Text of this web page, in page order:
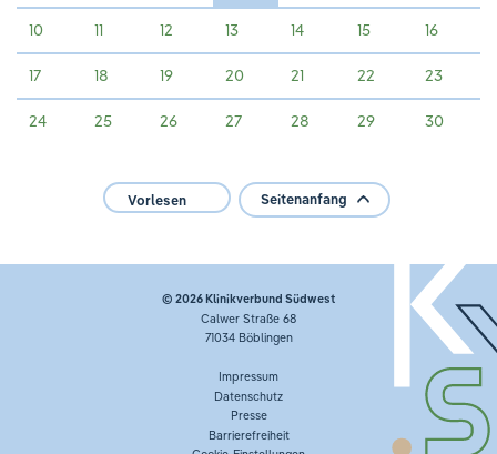
10 11 12 13 14 15 16
17 18 19 20 21 22 23
24 25 26 27 28 29 30
Vorlesen Seitenanfang
© 2026Klinikverbund Südwest
Calwer Straße 68
71034 Böblingen
Impressum
Datenschutz
Presse
Barrierefreiheit